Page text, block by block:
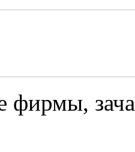
фирмы,